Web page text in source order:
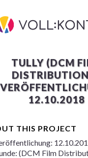
TULLY (DCM
12.10.2018
THIS PROJECT
(DCM Film